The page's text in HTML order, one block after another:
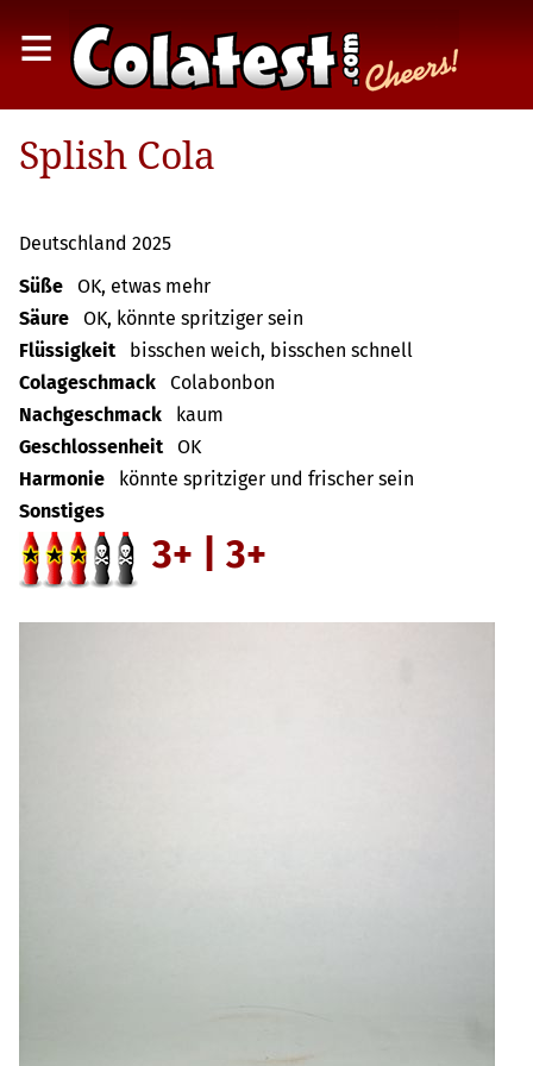
≡
Splish Cola
Deutschland 2025
Süße
OK, etwas mehr
Säure
OK, könnte spritziger sein
Flüssigkeit
bisschen weich, bisschen schnell
Colageschmack
Colabonbon
Nachgeschmack
kaum
Geschlossenheit
OK
Harmonie
könnte spritziger und frischer sein
Sonstiges
3+ | 3+